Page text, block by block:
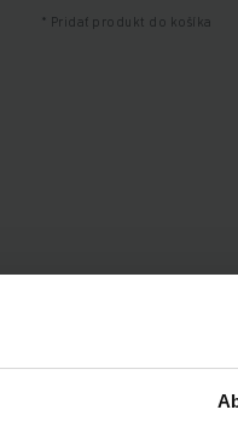
Pridať produkt do košíka
a vybavenia